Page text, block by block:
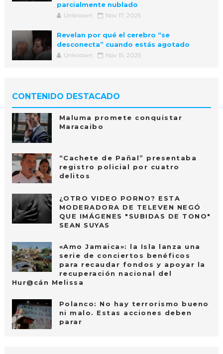
parcialmente nublado
Unknown Nov 17, 2025
Revelan por qué el cerebro “se
desconecta” cuando estás agotado
Unknown Nov 15, 2025
CONTENIDO DESTACADO
Maluma promete conquistar
Maracaibo
“Cachete de Pañal” presentaba
registro policial por cuatro
delitos
¿OTRO VIDEO PORNO? ESTA
MODERADORA DE TELEVEN NEGÓ
QUE IMÁGENES "SUBIDAS DE TONO"
SEAN SUYAS
«Amo Jamaica»: la Isla lanza una
serie de conciertos benéficos
para recaudar fondos y apoyar la
recuperación nacional del
Hur@cán Melissa
Polanco: No hay terrorismo bueno
ni malo. Estas acciones deben
parar